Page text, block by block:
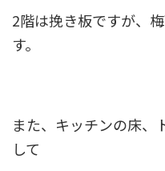
2階は挽き板ですが、
す。
また、キッチンの床、
して